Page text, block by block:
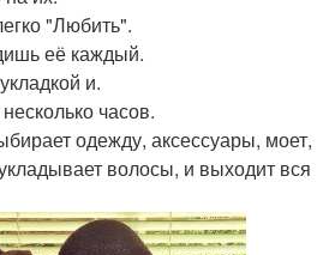
"Любить".
её каждый.
и.
часов.
одежду, аксессуары, моет,
волосы, и выходит вся